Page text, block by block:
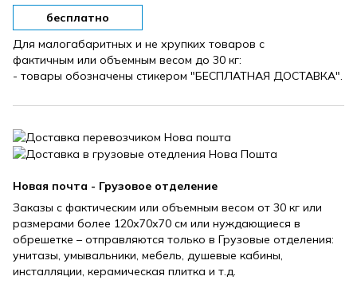
бесплатно
Для малогабаритных и не хрупких товаров с
фактичным или объемным весом до 30 кг:
- товары обозначены стикером "БЕСПЛАТНАЯ ДОСТАВКА".
Новая почта - Грузовое отделение
Заказы с фактическим или объемным весом от 30 кг или
размерами более 120х70х70 см или нуждающиеся в
обрешетке – отправляются только в Грузовые отделения:
унитазы, умывальники, мебель, душевые кабины,
инсталляции, керамическая плитка и т.д.